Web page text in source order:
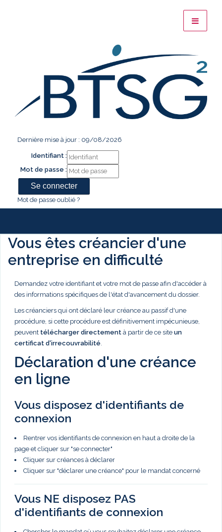
Dernière mise à jour : 09/08/2026
Identifiant :
Mot de passe :
Mot de passe oublié ?
Vous êtes créancier d'une
entreprise en difficulté
Demandez votre identifiant et votre mot de passe afin d'accéder à
des informations spécifiques de l'état d'avancement du dossier.
Les créanciers qui ont déclaré leur créance au passif d'une
procédure, si cette procédure est définitivement impécunieuse,
peuvent télécharger directement à partir de ce site un
certificat d'irrecouvrabilité.
Déclaration d'une créance
en ligne
Vous disposez d'identifiants de
connexion
Rentrer vos identifiants de connexion en haut a droite de la
page et cliquer sur "se connecter"
Cliquer sur créances à déclarer
Cliquer sur "déclarer une créance" pour le mandat concerné
Vous NE disposez PAS
d'identifiants de connexion